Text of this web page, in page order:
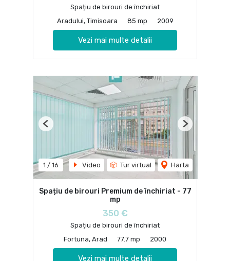
Spațiu de birouri de închiriat
Aradului, Timisoara
85 mp 2009
Vezi mai multe detalii
1 / 16 Video Tur virtual Harta
Previous Next
Spațiu de birouri Premium de închiriat - 77
mp
350 €
Spațiu de birouri de închiriat
Fortuna, Arad
77.7 mp 2000
Vezi mai multe detalii